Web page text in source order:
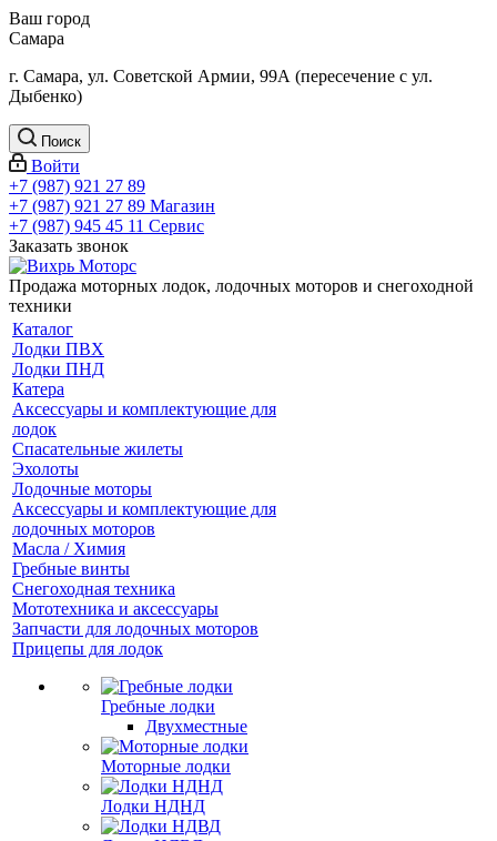
Ваш город
Самара
г. Самара, ул. Советской Армии, 99А (пересечение с ул.
Дыбенко)
Поиск
Войти
+7 (987) 921 27 89
+7 (987) 921 27 89 Магазин
+7 (987) 945 45 11 Сервис
Заказать звонок
Продажа моторных лодок, лодочных моторов и снегоходной
техники
Каталог
Лодки ПВХ
Лодки ПНД
Катера
Аксессуары и комплектующие для
лодок
Спасательные жилеты
Эхолоты
Лодочные моторы
Аксессуары и комплектующие для
лодочных моторов
Масла / Химия
Гребные винты
Снегоходная техника
Мототехника и аксессуары
Запчасти для лодочных моторов
Прицепы для лодок
Гребные лодки
Двухместные
Моторные лодки
Лодки НДНД